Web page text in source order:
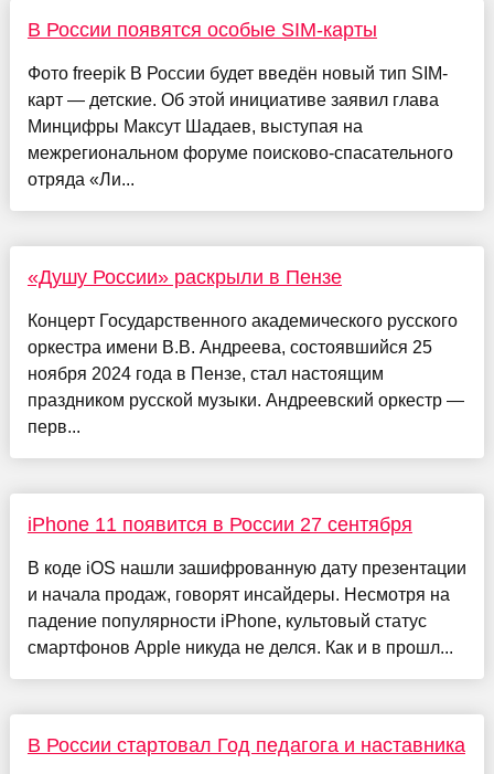
В России появятся особые SIM-карты
Фото freepik В России будет введён новый тип SIM-
карт — детские. Об этой инициативе заявил глава
Минцифры Максут Шадаев, выступая на
межрегиональном форуме поисково-спасательного
отряда «Ли...
«Душу России» раскрыли в Пензе
Концерт Государственного академического русского
оркестра имени В.В. Андреева, состоявшийся 25
ноября 2024 года в Пензе, стал настоящим
праздником русской музыки. Андреевский оркестр —
перв...
iPhone 11 появится в России 27 сентября
В коде iOS нашли зашифрованную дату презентации
и начала продаж, говорят инсайдеры. Несмотря на
падение популярности iPhone, культовый статус
смартфонов Apple никуда не делся. Как и в прошл...
В России стартовал Год педагога и наставника